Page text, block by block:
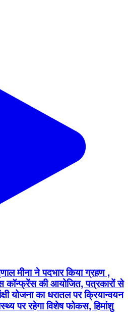
मीना ने पदभार किया ग्रहण ,
कॉन्फ्रेंस की आयोजित, पत्रकारों से
योजना का धरातल पर क्रियान्वयन
पर रहेगा विशेष फोकस, हिमांशु